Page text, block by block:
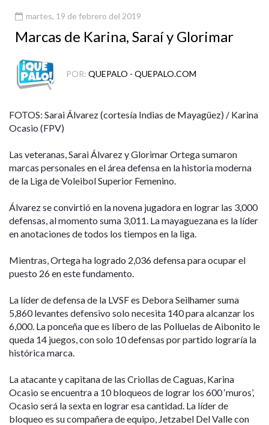
martes, 19 de febrero del 2019
Marcas de Karina, Saraí y Glorimar
POR: QUEPALO - QUEPALO.COM
FOTOS: Sarai Álvarez (cortesía Indias de Mayagüez) / Karina
Ocasio (FPV)
Las veteranas, Sarai Álvarez y Glorimar Ortega sumaron
marcas personales en el área defensa en la historia moderna
de la Liga de Voleibol Superior Femenino.
Álvarez se convirtió en la novena jugadora en lograr las 3,000
defensas, al momento suma 3,011. La mayaguezana es la líder
en anotaciones de todos los tiempos en la liga.
Mientras, Ortega ha logrado 2,036 defensa para ocupar el
puesto 26 en este fundamento.
La líder de defensa de la LVSF es Debora Seilhamer suma
5,860 levantes defensivo solo necesita 140 para alcanzar los
6,000. La ponceña que es líbero de las Polluelas de Aibonito le
queda 14 juegos, con solo 10 defensas por partido lograría la
histórica marca.
La atacante y capitana de las Criollas de Caguas, Karina
Ocasio se encuentra a 10 bloqueos de lograr los 600 ‘muros’,
Ocasio será la sexta en lograr esa cantidad. La líder de
bloqueo es su compañera de equipo, Jetzabel Del Valle con